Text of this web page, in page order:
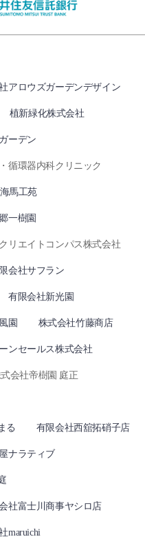
アロウズガーデンデザイン
植新緑化株式会社
ーデン
循環器内科クリニック
馬工苑
一樹園
リエイトコンパス株式会社
会社サフラン
有限会社新光園
園 株式会社竹藤商店
ンセールス株式会社
会社帝樹園 庭正
る 有限会社西舘拓硝子店
ナラティブ
社富士川商事ヤシロ店
maruichi